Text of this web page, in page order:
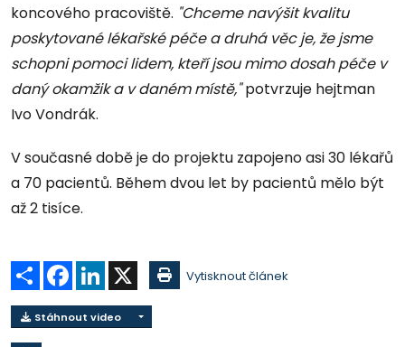
koncového pracoviště. "Chceme navýšit kvalitu
poskytované lékařské péče a druhá věc je, že jsme
schopni pomoci lidem, kteří jsou mimo dosah péče v
daný okamžik a v daném místě,"potvrzuje hejtman
Ivo Vondrák.
V současné době je do projektu zapojeno asi 30 lékařů
a 70 pacientů. Během dvou let by pacientů mělo být
až 2 tisíce.
Sdílet Facebook
LinkedIn Vytisknout článek
Stáhnout video